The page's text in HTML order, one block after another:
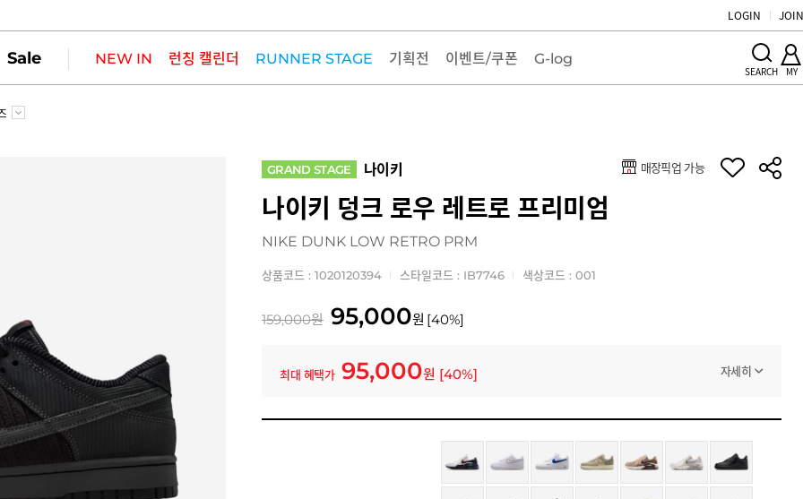
LOGIN
Sale NEW IN 런칭 캘린더 RUNNER STAGE 기획전 이벤트/쿠폰 G-log
SEARCH MY
GRAND STAGE 나이키 매장픽업 가능
나이키 덩크 로우 레트로 프리미엄
NIKE DUNK LOW RETRO PRM
상품코드 : 1020120394 스타일코드 : IB7746 색상코드 : 001
159,000원 95,000원 [40%]
최대 혜택가 95,000원 [40%] 자세히